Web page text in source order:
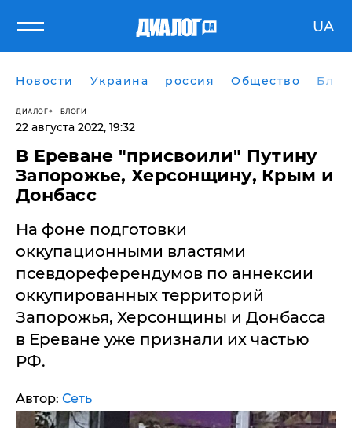
UA
Новости Украина россия Общество
ДИАЛОГ БЛОГИ
22 августа 2022, 19:32
В Ереване "присвоили" Путину
Запорожье, Херсонщину, Крым и
Донбасс
На фоне подготовки
оккупационными властями
псевдореферендумов по аннексии
оккупированных территорий
Запорожья, Херсонщины и Донбасса
в Ереване уже признали их частью
РФ.
Автор: Сеть